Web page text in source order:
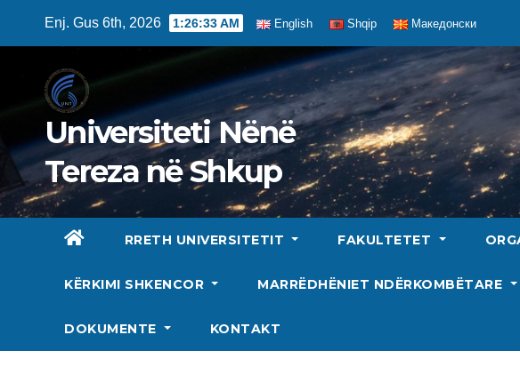
Enj. Gus 6th, 2026 1:26:35 AM English Shqip Македонски
Universiteti Nënë
Tereza në Shkup
RRETH UNIVERSITETIT FAKULTETET
KËRKIMI SHKENCOR MARRËDHËNIET NDËRKOMBËTARE
DOKUMENTE KONTAKT